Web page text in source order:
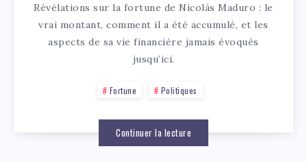
Révélations sur la fortune de Nicolás Maduro : le
vrai montant, comment il a été accumulé, et les
aspects de sa vie financière jamais évoqués
jusqu’ici.
Fortune Politiques
Continuer la lecture